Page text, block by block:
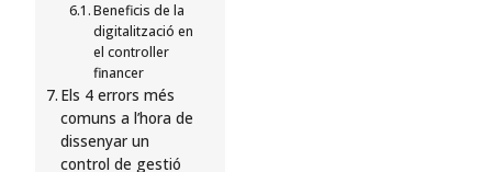
Beneficis de la
digitalització en
el controller
financer
Els 4 errors més
comuns a l’hora de
dissenyar un
control de gestió